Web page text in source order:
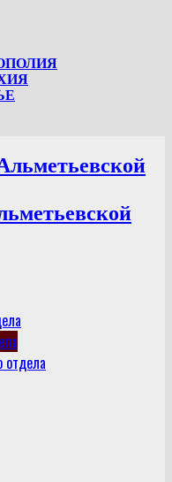
отдела